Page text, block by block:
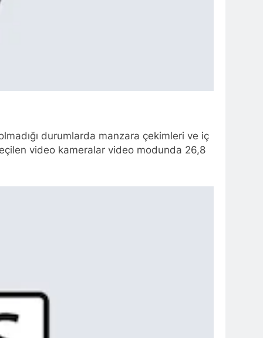
durumlarda manzara çekimleri ve iç
video kameralar video modunda 26,8